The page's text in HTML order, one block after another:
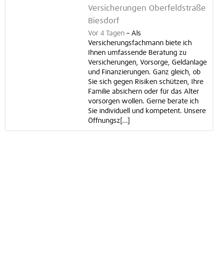
Versicherungen Oberfeldstraße
Biesdorf
Vor 4 Tagen – Als
Versicherungsfachmann biete ich
Ihnen umfassende Beratung zu
Versicherungen, Vorsorge, Geldanlage
und Finanzierungen. Ganz gleich, ob
Sie sich gegen Risiken schützen, Ihre
Familie absichern oder für das Alter
vorsorgen wollen. Gerne berate ich
Sie individuell und kompetent. Unsere
Öffnungsz[...]